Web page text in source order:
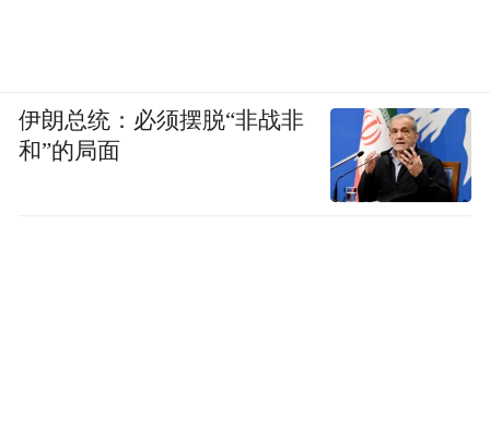
伊朗总统：必须摆脱“非战非
和”的局面